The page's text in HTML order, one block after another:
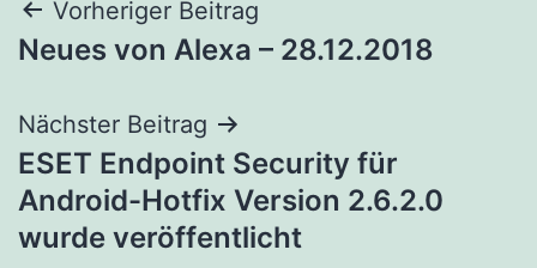
Beitragsnavigation
Vorheriger Beitrag
Neues von Alexa – 28.12.2018
Nächster Beitrag
ESET Endpoint Security für
Android-Hotfix Version 2.6.2.0
wurde veröffentlicht